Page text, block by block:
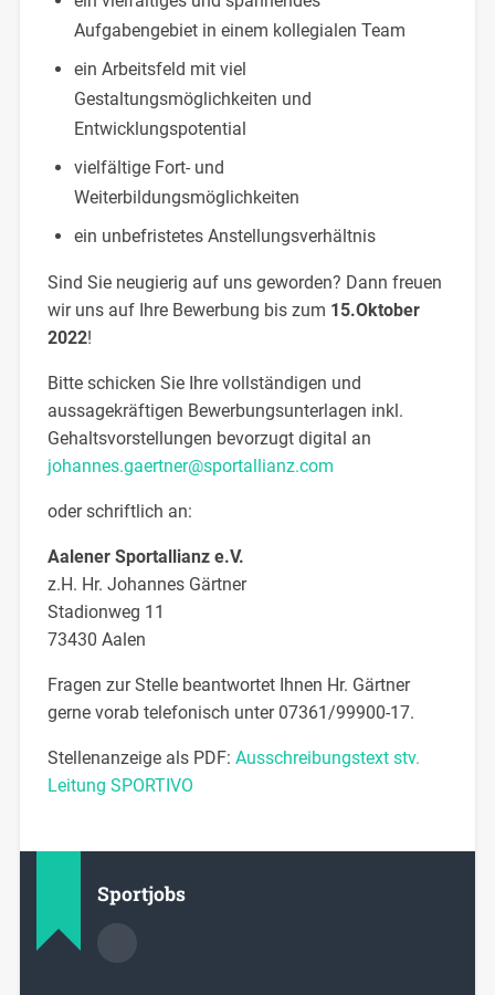
Aufgabengebiet in einem kollegialen Team
ein Arbeitsfeld mit viel
Gestaltungsmöglichkeiten und
Entwicklungspotential
vielfältige Fort- und
Weiterbildungsmöglichkeiten
ein unbefristetes Anstellungsverhältnis
Sind Sie neugierig auf uns geworden? Dann freuen
wir uns auf Ihre Bewerbung bis zum 15.Oktober
2022!
Bitte schicken Sie Ihre vollständigen und
aussagekräftigen Bewerbungsunterlagen inkl.
Gehaltsvorstellungen bevorzugt digital an
johannes.gaertner@sportallianz.com
oder schriftlich an:
Aalener Sportallianz e.V.
z.H. Hr. Johannes Gärtner
Stadionweg 11
73430 Aalen
Fragen zur Stelle beantwortet Ihnen Hr. Gärtner
gerne vorab telefonisch unter 07361/99900-17.
Stellenanzeige als PDF: Ausschreibungstext stv.
Leitung SPORTIVO
Sportjobs